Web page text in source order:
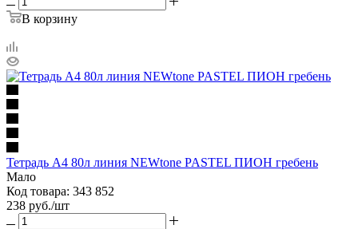
В корзину
Тетрадь А4 80л линия NEWtone PASTEL ПИОН гребень
Мало
Код товара: 343 852
238 руб./шт